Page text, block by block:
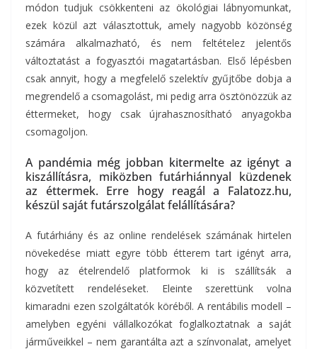
módon tudjuk csökkenteni az ökológiai lábnyomunkat,
ezek közül azt választottuk, amely nagyobb közönség
számára alkalmazható, és nem feltételez jelentős
változtatást a fogyasztói magatartásban. Első lépésben
csak annyit, hogy a megfelelő szelektív gyűjtőbe dobja a
megrendelő a csomagolást, mi pedig arra ösztönözzük az
éttermeket, hogy csak újrahasznosítható anyagokba
csomagoljon.
A pandémia még jobban kitermelte az igényt a
kiszállításra, miközben futárhiánnyal küzdenek
az éttermek. Erre hogy reagál a Falatozz.hu,
készül saját futárszolgálat felállítására?
A futárhiány és az online rendelések számának hirtelen
növekedése miatt egyre több étterem tart igényt arra,
hogy az ételrendelő platformok ki is szállítsák a
közvetített rendeléseket. Eleinte szerettünk volna
kimaradni ezen szolgáltatók köréből. A rentábilis modell –
amelyben egyéni vállalkozókat foglalkoztatnak a saját
járműveikkel – nem garantálta azt a színvonalat, amelyet